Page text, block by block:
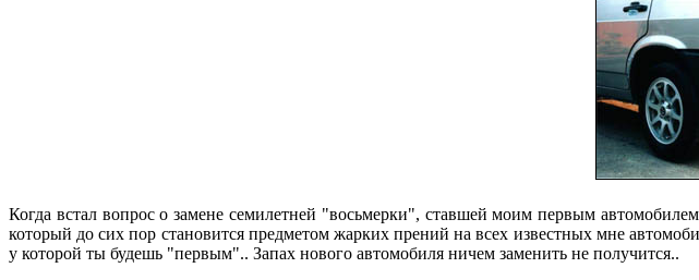
Когда встал вопрос о замене семилетней "восьмерки", ставшей моим первым
который до сих пор становится предметом жарких прений на всех известных мне
у которой ты будешь "первым".. Запах нового автомобиля ничем заменить не получится..